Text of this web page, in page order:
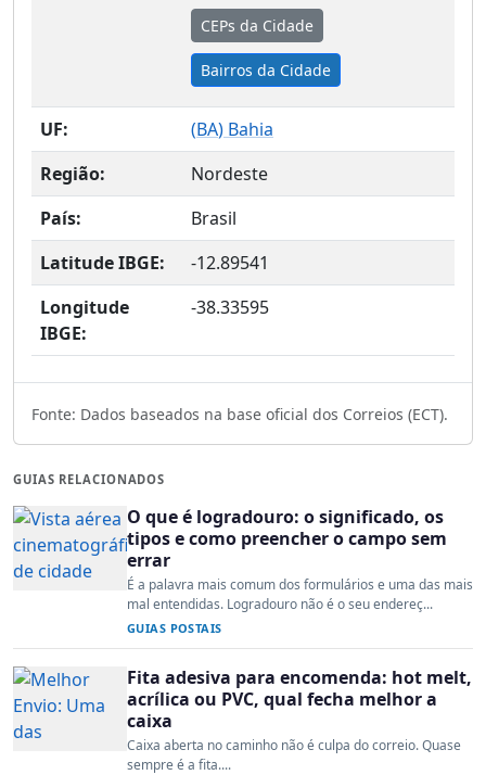
CEPs da Cidade
Bairros da Cidade
UF: (BA) Bahia
Região:
Nordeste
País:
Brasil
Latitude IBGE:
-12.89541
Longitude
IBGE:
-38.33595
Fonte: Dados baseados na base oficial dos Correios (ECT).
GUIAS RELACIONADOS
O que é logradouro: o significado, os
tipos e como preencher o campo sem
errar
É a palavra mais comum dos formulários e uma das mais
mal entendidas. Logradouro não é o seu endereç...
GUIAS POSTAIS
Fita adesiva para encomenda: hot melt,
acrílica ou PVC, qual fecha melhor a
caixa
Caixa aberta no caminho não é culpa do correio. Quase
sempre é a fita....